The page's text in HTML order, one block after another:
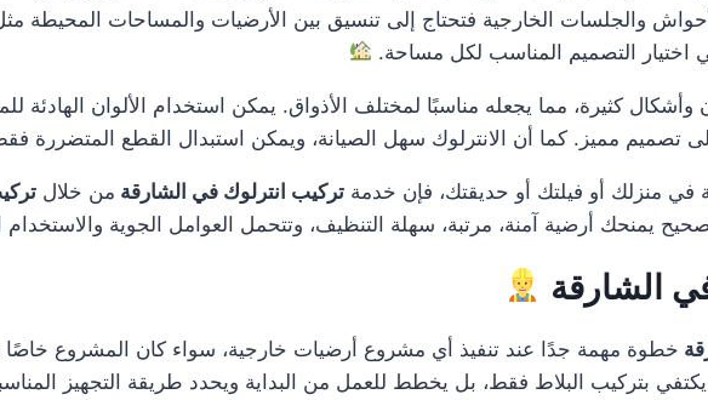
والجلسات الخارجية فتحتاج إلى تنسيق بين الأرضيات والمساحات المحيطة
اختيار التصميم المناسب لكل مساحة.
كثيرة، مما يجعله مناسبًا لمختلف الأذواق. يمكن استخدام الألوان الهادئة
تصميم مميز. كما أن الانترلوك سهل الصيانة، ويمكن استبدال القطع المتضررة فقط
في منزلك أو فيلتك أو حديقتك، فإن خدمة تركيب انترلوك في الشارقة من خلال
يمنحك أرضية آمنة، مرتبة، سهلة التنظيف، وتتحمل العوامل الجوية
الشارقة
خطوة مهمة جدًا عند تنفيذ أي مشروع أرضيات خارجية، سواء كان المشروع خاصًا
بتركيب البلاط فقط، بل يخطط للعمل من البداية ويحدد طريقة التجهيز